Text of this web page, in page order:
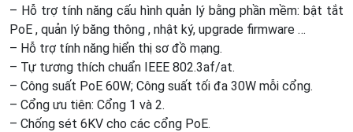
– Hỗ trợ tính năng cấu hình quản lý bằng phần mềm: bật tắt
PoE , quản lý băng thông , nhật ký, upgrade firmware …
– Hỗ trợ tính năng hiển thị sơ đồ mạng.
– Tự tương thích chuẩn IEEE 802.3af/at.
– Công suất PoE 60W; Công suất tối đa 30W mỗi cổng.
– Cổng ưu tiên: Cổng 1 và 2.
– Chống sét 6KV cho các cổng PoE.